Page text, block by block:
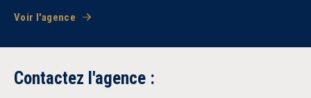
Voir l'agence
Contactez l'agence :